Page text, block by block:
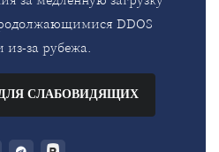
DDOS
из-за рубежа.
СЛАБОВИДЯЩИХ